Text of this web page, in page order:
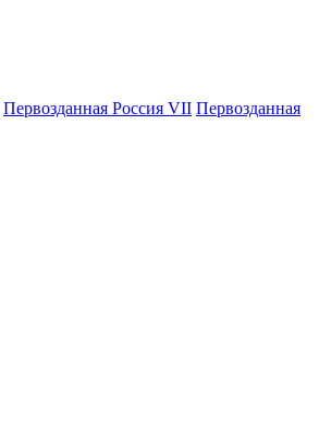
Первозданная Россия VII Первозданная